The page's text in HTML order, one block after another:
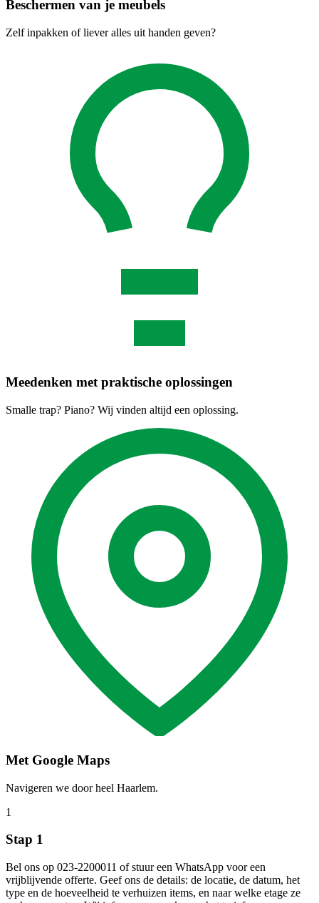
Beschermen van je meubels
Zelf inpakken of liever alles uit handen geven?
Meedenken met praktische oplossingen
Smalle trap? Piano? Wij vinden altijd een oplossing.
Met Google Maps
Navigeren we door heel Haarlem.
1
Stap 1
Bel ons op 023-2200011 of stuur een WhatsApp voor een
vrijblijvende offerte. Geef ons de details: de locatie, de datum, het
type en de hoeveelheid te verhuizen items, en naar welke etage ze